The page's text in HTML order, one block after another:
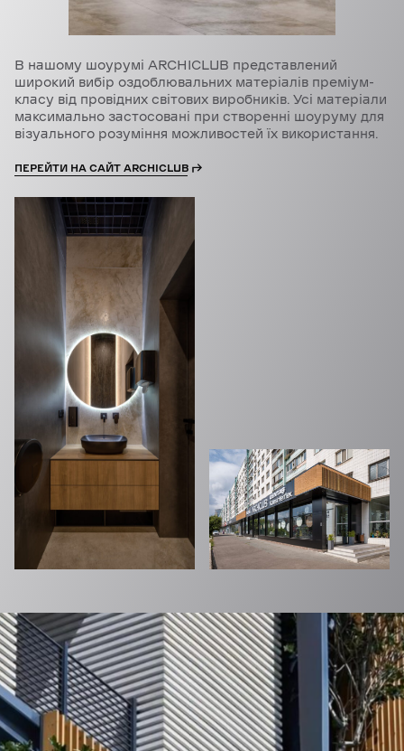
В нашому шоурумі ARCHICLUB представлений
широкий вибір оздоблювальних матеріалів преміум-
класу від провідних світових виробників. Усі матеріали
максимально застосовані при створенні шоуруму для
візуального розуміння можливостей їх використання.
ПЕРЕЙТИ НА САЙТ ARCHICLUB